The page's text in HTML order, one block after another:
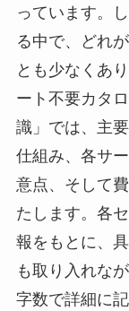
っています。
る中で、どれ
とも少なくあ
ート不要カタ
識」では、主
仕組み、各サ
意点、そして
たします。各
報をもとに、
も取り入れな
字数で詳細に